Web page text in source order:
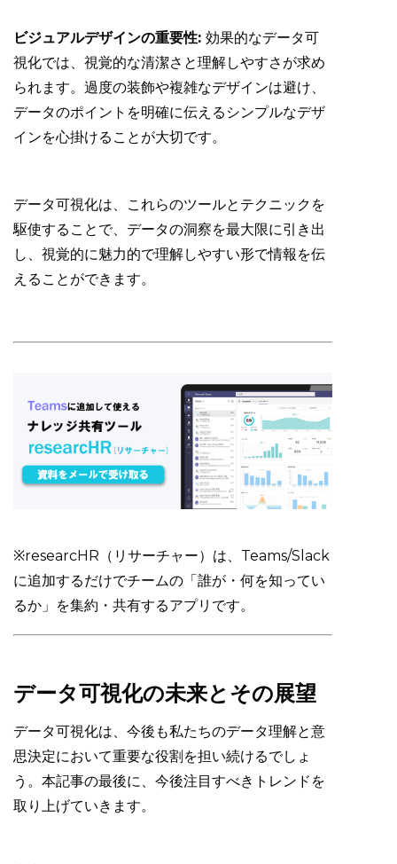
ビジュアルデザインの重要性: 効果的なデータ可
視化では、視覚的な清潔さと理解しやすさが求め
られます。過度の装飾や複雑なデザインは避け、
データのポイントを明確に伝えるシンプルなデザ
インを心掛けることが大切です。
データ可視化は、これらのツールとテクニックを
駆使することで、データの洞察を最大限に引き出
し、視覚的に魅力的で理解しやすい形で情報を伝
えることができます。
※researcHR（リサーチャー）は、Teams/Slack
に追加するだけでチームの「誰が・何を知ってい
るか」を集約・共有するアプリです。
データ可視化の未来とその展望
データ可視化は、今後も私たちのデータ理解と意
思決定において重要な役割を担い続けるでしょ
う。本記事の最後に、今後注目すべきトレンドを
取り上げていきます。